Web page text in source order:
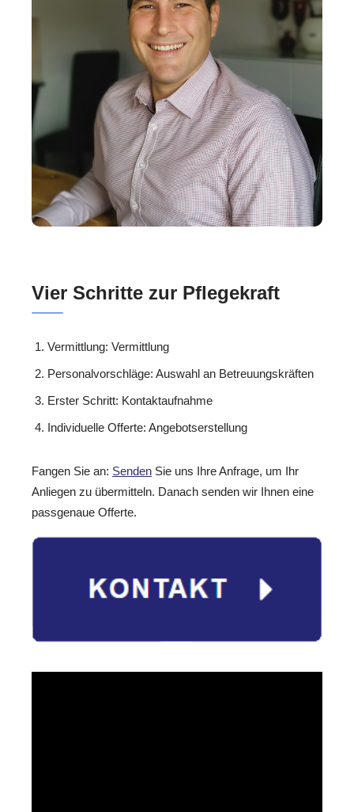
Vier Schritte zur Pflegekraft
Vermittlung: Vermittlung
Personalvorschläge: Auswahl an Betreuungskräften
Erster Schritt: Kontaktaufnahme
Individuelle Offerte: Angebotserstellung
Fangen Sie an: Senden Sie uns Ihre Anfrage, um Ihr
Anliegen zu übermitteln. Danach senden wir Ihnen eine
passgenaue Offerte.